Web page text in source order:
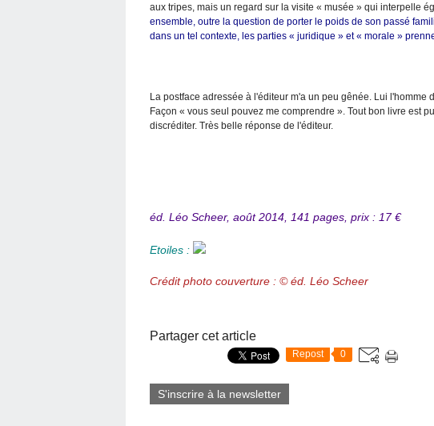
aux tripes, mais un regard sur la visite « musée » qui interpelle
ensemble, outre la question de porter le poids de son passé
dans un tel contexte, les parties « juridique » et « morale »
La postface adressée à l'éditeur m'a un peu gênée. Lui l'homme
Façon « vous seul pouvez me comprendre ». Tout bon livre est
discréditer. Très belle réponse de l'éditeur.
éd. Léo Scheer, août 2014, 141 pages, prix : 17 €
Etoiles :
Crédit photo couverture : © éd. Léo Scheer
Partager cet article
Repost 0
S'inscrire à la newsletter